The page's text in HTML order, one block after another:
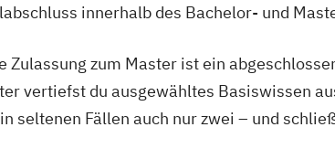
(DE/EN)
innerhalb des Bachelor- und
Zulassung zum Master ist ein
vertiefst du ausgewähltes Basiswissen
seltenen Fällen auch nur zwei – und